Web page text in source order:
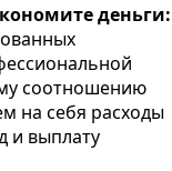
деньги:
соотношению
на себя расходы
и выплату